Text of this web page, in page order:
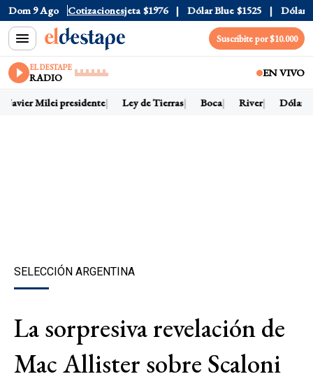
Dom 9 Ago Cotizaciones
$1520 Dólar Tarjeta $1976 Dólar Blue $1525 Dólar CCL
Suscribite por $10.000
EL DESTAPE
RADIO EN VIVO
Milei presidente Ley de Tierras Boca River Dólar hoy
SELECCIÓN ARGENTINA
La sorpresiva revelación de
Mac Allister sobre Scaloni